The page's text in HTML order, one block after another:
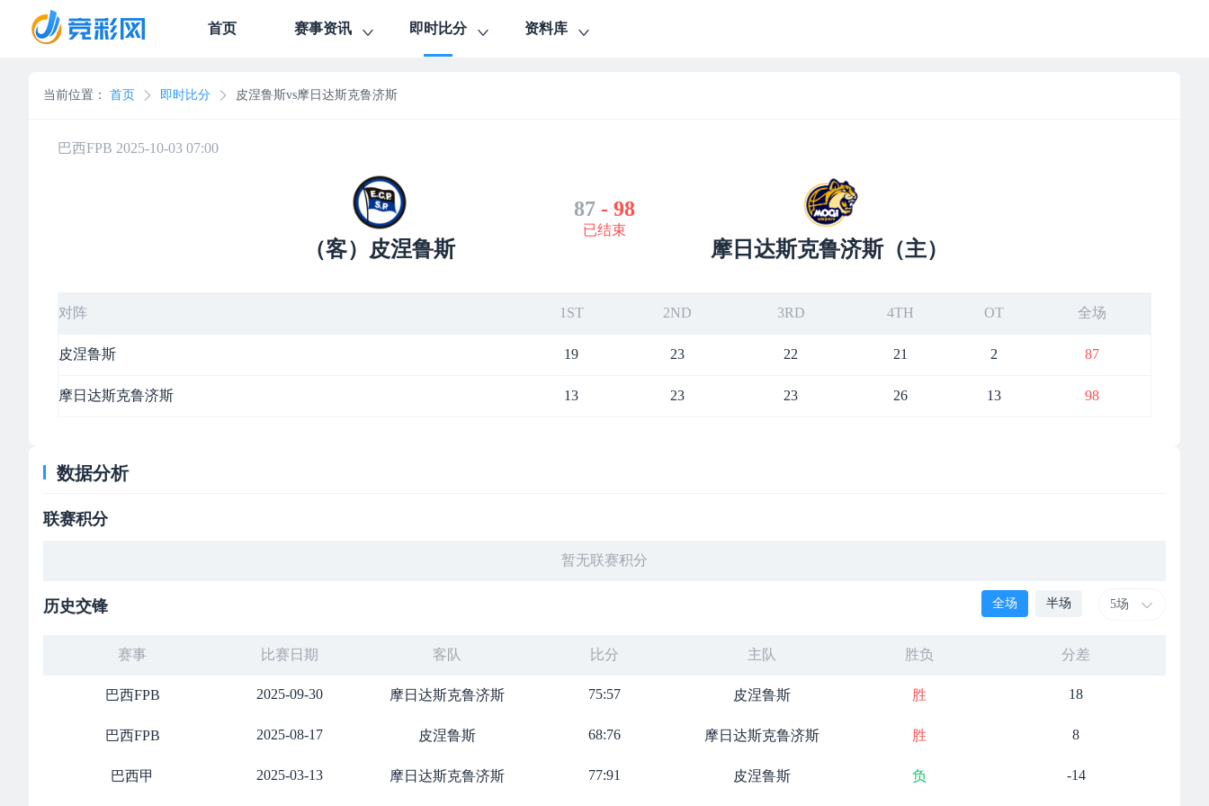
首页 赛事资讯 即时比分 资料库
当前位置： 首页 即时比分 皮涅鲁斯vs摩日达斯克鲁济斯
（客）皮涅鲁斯
巴西FPB 2025-10-03 07:00
87 - 98
已结束
摩日达斯克鲁济斯（主）
对阵 1ST 2ND 3RD 4TH OT 全场
皮涅鲁斯 19 23 22 21 2 87
摩日达斯克鲁济斯 13 23 23 26 13 98
数据分析
联赛积分
暂无联赛积分
历史交锋 5场
全场 半场
赛事 比赛日期 客队 比分 主队 胜负 分差
巴西FPB 2025-09-30 摩日达斯克鲁济斯 75:57 皮涅鲁斯 胜 18
巴西FPB 2025-08-17 皮涅鲁斯 68:76 摩日达斯克鲁济斯 胜 8
巴西甲 2025-03-13 摩日达斯克鲁济斯 77:91 皮涅鲁斯 负 -14